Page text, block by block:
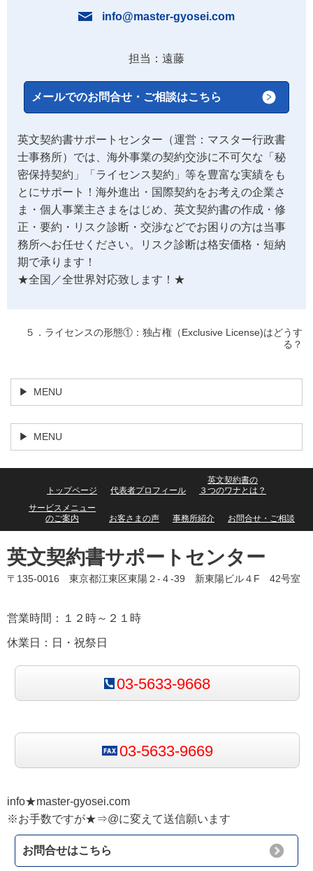
info@master-gyosei.com
担当：遠藤
メールでのお問合せ・ご相談はこちら
英文契約書サポートセンター（運営：マスター行政書
士事務所）では、海外事業の契約交渉に不可欠な「秘
密保持契約」「ライセンス契約」等を豊富な実績をも
とにサポート！海外進出・国際契約をお考えの企業さ
ま・個人事業主さまをはじめ、英文契約書の作成・修
正・要約・リスク診断・交渉などでお困りの方は当事
務所へお任せください。リスク診断は格安価格・短納
期で承ります！
★全国／全世界対応致します！★
５．ライセンスの形態①：独占権（Exclusive License)はどうす
る？
MENU
MENU
トップページ 代表者プロフィール
英文契約書の
３つのワナとは？
サービスメニュー
のご案内
お客さまの声 事務所紹介 お問合せ・ご相談
英文契約書サポートセンター
〒135-0016 東京都江東区東陽２-４-39 新東陽ビル４F 42号室
営業時間：１２時～２１時
休業日：日・祝祭日
03-5633-9668
03-5633-9669
info★master-gyosei.com
※お手数ですが★⇒@に変えて送信願います
お問合せはこちら